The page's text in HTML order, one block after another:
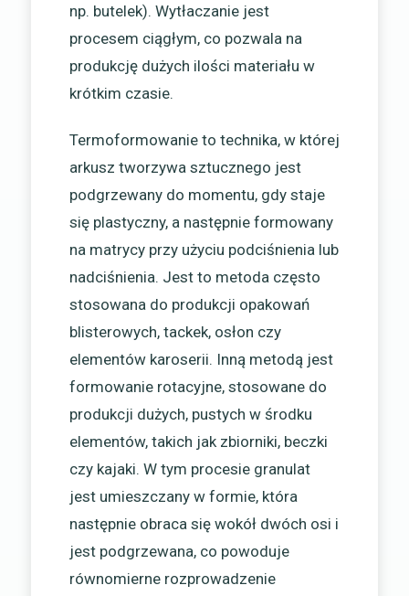
np. butelek). Wytłaczanie jest
procesem ciągłym, co pozwala na
produkcję dużych ilości materiału w
krótkim czasie.
Termoformowanie to technika, w której
arkusz tworzywa sztucznego jest
podgrzewany do momentu, gdy staje
się plastyczny, a następnie formowany
na matrycy przy użyciu podciśnienia lub
nadciśnienia. Jest to metoda często
stosowana do produkcji opakowań
blisterowych, tackek, osłon czy
elementów karoserii. Inną metodą jest
formowanie rotacyjne, stosowane do
produkcji dużych, pustych w środku
elementów, takich jak zbiorniki, beczki
czy kajaki. W tym procesie granulat
jest umieszczany w formie, która
następnie obraca się wokół dwóch osi i
jest podgrzewana, co powoduje
równomierne rozprowadzenie